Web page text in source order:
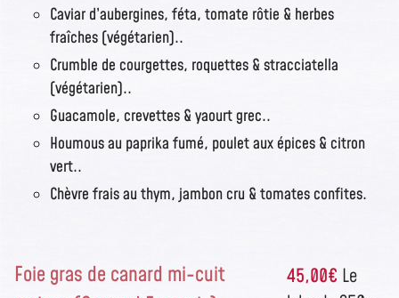
Caviar d’aubergines, féta, tomate rôtie & herbes
fraîches (végétarien)..
Crumble de courgettes, roquettes & stracciatella
(végétarien)..
Guacamole, crevettes & yaourt grec..
Houmous au paprika fumé, poulet aux épices & citron
vert..
Chèvre frais au thym, jambon cru & tomates confites.
Foie gras de canard mi-cuit
45,00€ Le